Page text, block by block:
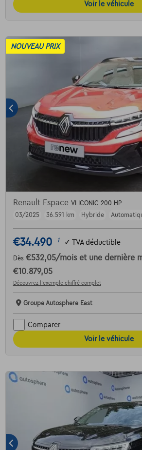
Voir le véhicule
NOUVEAU PRIX
Renault Espace VI ICONIC 200 HP
03/2025
36.591 km Hybride
€34.490 1 ✓ TVA déductible
Dès €532,05/mois et une dernière
€10.879,05
Découvrez l’exemple chiffré complet
Groupe Autosphere East
Comparer
Voir le véhicule